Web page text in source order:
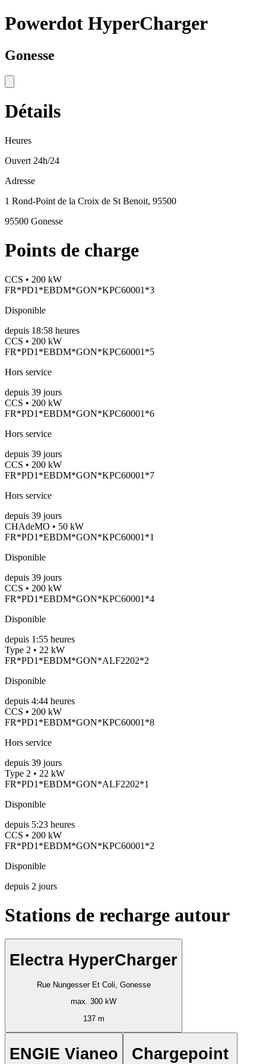
Powerdot HyperCharger
Gonesse
Détails
Heures
Ouvert 24h/24
Adresse
1 Rond-Point de la Croix de St Benoit, 95500
95500 Gonesse
Points de charge
CCS • 200 kW
FR*PD1*EBDM*GON*KPC60001*3
Disponible
depuis 18:58 heures
CCS • 200 kW
FR*PD1*EBDM*GON*KPC60001*5
Hors service
depuis 39 jours
CCS • 200 kW
FR*PD1*EBDM*GON*KPC60001*6
Hors service
depuis 39 jours
CCS • 200 kW
FR*PD1*EBDM*GON*KPC60001*7
Hors service
depuis 39 jours
CHAdeMO • 50 kW
FR*PD1*EBDM*GON*KPC60001*1
Disponible
depuis 39 jours
CCS • 200 kW
FR*PD1*EBDM*GON*KPC60001*4
Disponible
depuis 1:55 heures
Type 2 • 22 kW
FR*PD1*EBDM*GON*ALF2202*2
Disponible
depuis 4:44 heures
CCS • 200 kW
FR*PD1*EBDM*GON*KPC60001*8
Hors service
depuis 39 jours
Type 2 • 22 kW
FR*PD1*EBDM*GON*ALF2202*1
Disponible
depuis 5:23 heures
CCS • 200 kW
FR*PD1*EBDM*GON*KPC60001*2
Disponible
depuis 2 jours
Stations de recharge autour
Electra HyperCharger
Rue Nungesser Et Coli, Gonesse
max. 300 kW
137 m
ENGIE Vianeo Chargepoint